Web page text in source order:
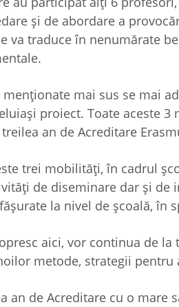
și de abordare a
va traduce în nenumărate
mai sus se mai
proiect. Toate aceste
an de Acreditare
trei mobilități, în cadrul
de diseminare dar și
la nivel de școală, în
aici, vor continua de
metode, strategii
an de Acreditare cu o mare